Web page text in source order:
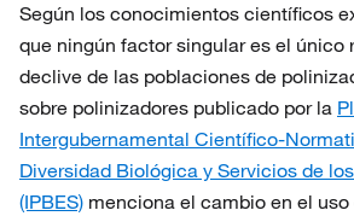
Según los conocimientos científicos
que ningún factor singular es el único
declive de las poblaciones de
sobre polinizadores publicado por la
Intergubernamental Científico-
Diversidad Biológica y Servicios de
(IPBES) menciona el cambio en el